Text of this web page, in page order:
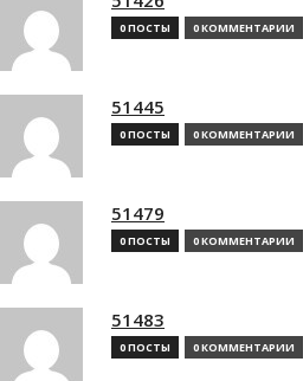
0 ПОСТЫ 0 КОММЕНТАРИИ
51445
0 ПОСТЫ 0 КОММЕНТАРИИ
51479
0 ПОСТЫ 0 КОММЕНТАРИИ
51483
0 ПОСТЫ 0 КОММЕНТАРИИ